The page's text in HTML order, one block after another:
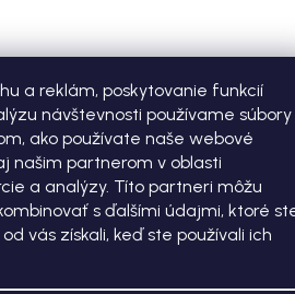
a reklám, poskytovanie funkcií
návštevnosti používame súbory
ako používate naše webové
našim partnerom v oblasti
a analýzy. Títo partneri môžu
s ďalšími údajmi, ktoré
vás získali, keď ste používali ich